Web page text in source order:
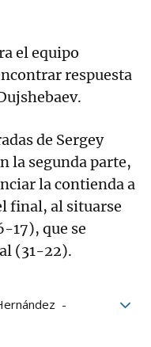
el equipo
respuesta
de Sergey
la segunda parte,
la contienda a
final, al situarse
17), que se
(31-22).